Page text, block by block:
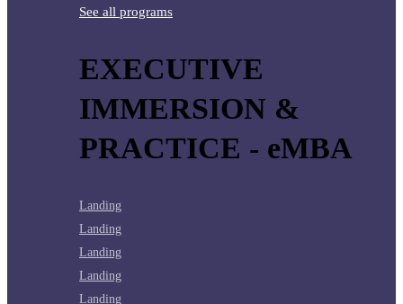
See all programs
EXECUTIVE
IMMERSION &
PRACTICE - eMBA
Landing
Landing
Landing
Landing
Landing